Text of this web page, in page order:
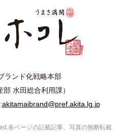
ランド化戦略本部
部 水田総合利用課）
akitamaibrand@pref.akita.lg.jp
各ページの記載記事、写真の無断転載